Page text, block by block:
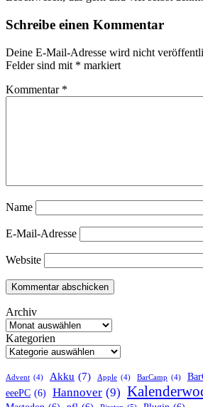
Schreibe einen Kommentar
Deine E-Mail-Adresse wird nicht
Felder sind mit * markiert
Kommentar *
Name
E-Mail-Adresse
Website
Archiv
Kategorien
Advent (4) Akku (7) Apple (4) BarCamp (4)
eeePC (6) Hannover (9)